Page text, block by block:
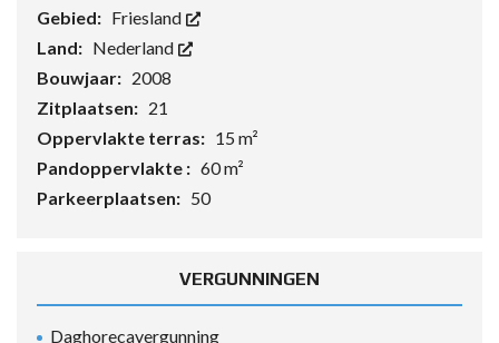
Gebied: Friesland
Land: Nederland
Bouwjaar: 2008
Zitplaatsen: 21
Oppervlakte terras: 15 m²
Pandoppervlakte : 60 m²
Parkeerplaatsen: 50
VERGUNNINGEN
Daghorecavergunning